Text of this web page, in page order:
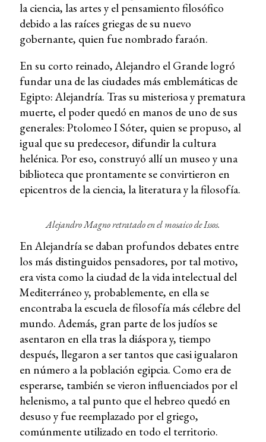
la ciencia, las artes y el pensamiento filosófico
debido a las raíces griegas de su nuevo
gobernante, quien fue nombrado faraón.
En su corto reinado, Alejandro el Grande logró
fundar una de las ciudades más emblemáticas de
Egipto: Alejandría. Tras su misteriosa y prematura
muerte, el poder quedó en manos de uno de sus
generales: Ptolomeo I Sóter, quien se propuso, al
igual que su predecesor, difundir la cultura
helénica. Por eso, construyó allí un museo y una
biblioteca que prontamente se convirtieron en
epicentros de la ciencia, la literatura y la filosofía.
Alejandro Magno retratado en el mosaico de Issos.
En Alejandría se daban profundos debates entre
los más distinguidos pensadores, por tal motivo,
era vista como la ciudad de la vida intelectual del
Mediterráneo y, probablemente, en ella se
encontraba la escuela de filosofía más célebre del
mundo. Además, gran parte de los judíos se
asentaron en ella tras la diáspora y, tiempo
después, llegaron a ser tantos que casi igualaron
en número a la población egipcia. Como era de
esperarse, también se vieron influenciados por el
helenismo, a tal punto que el hebreo quedó en
desuso y fue reemplazado por el griego,
comúnmente utilizado en todo el territorio.